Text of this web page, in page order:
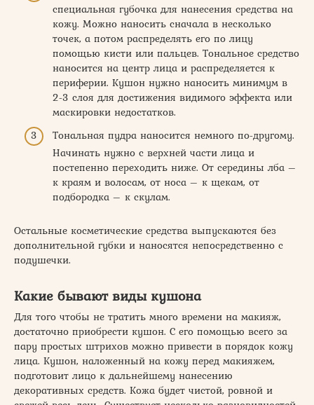
специальная губочка для нанесения средства на
кожу. Можно наносить сначала в несколько
точек, а потом распределять его по лицу
помощью кисти или пальцев. Тональное средство
наносится на центр лица и распределяется к
периферии. Кушон нужно наносить минимум в
2-3 слоя для достижения видимого эффекта или
маскировки недостатков.
Тональная пудра наносится немного по-другому.
Начинать нужно с верхней части лица и
постепенно переходить ниже. От середины лба –
к краям и волосам, от носа – к щекам, от
подбородка – к скулам.
Остальные косметические средства выпускаются без
дополнительной губки и наносятся непосредственно с
подушечки.
Какие бывают виды кушона
Для того чтобы не тратить много времени на макияж,
достаточно приобрести кушон. С его помощью всего за
пару простых штрихов можно привести в порядок кожу
лица. Кушон, наложенный на кожу перед макияжем,
подготовит лицо к дальнейшему нанесению
декоративных средств. Кожа будет чистой, ровной и